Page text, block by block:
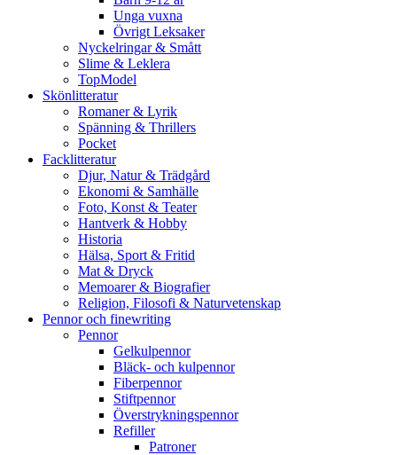
Unga vuxna
Övrigt Leksaker
Nyckelringar & Smått
Slime & Leklera
TopModel
Skönlitteratur
Romaner & Lyrik
Spänning & Thrillers
Pocket
Facklitteratur
Djur, Natur & Trädgård
Ekonomi & Samhälle
Foto, Konst & Teater
Hantverk & Hobby
Historia
Hälsa, Sport & Fritid
Mat & Dryck
Memoarer & Biografier
Religion, Filosofi & Naturvetenskap
Pennor och finewriting
Pennor
Gelkulpennor
Bläck- och kulpennor
Fiberpennor
Stiftpennor
Överstrykningspennor
Refiller
Patroner